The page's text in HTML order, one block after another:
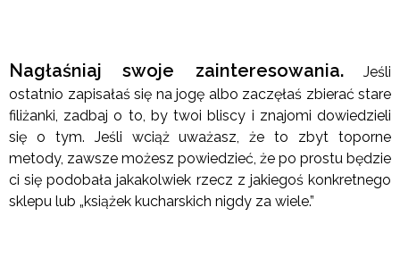
Nagłaśniaj swoje zainteresowania.Jeśli
ostatnio zapisałaś się na jogę albo zaczęłaś zbierać stare
filiżanki, zadbaj o to, by twoi bliscy i znajomi dowiedzieli
się o tym. Jeśli wciąż uważasz, że to zbyt toporne
metody, zawsze możesz powiedzieć, że po prostu będzie
ci się podobała jakakolwiek rzecz z jakiegoś konkretnego
sklepu lub „książek kucharskich nigdy za wiele.”